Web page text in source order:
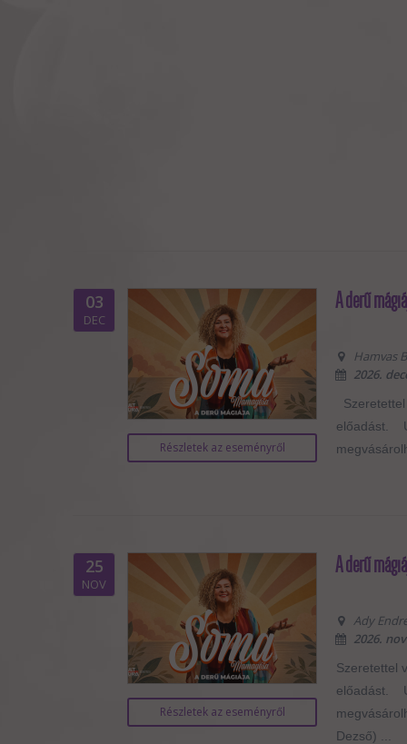
03
DEC
Részletek az eseményről
A derű
Hamvas
2026.
előadást.
25
NOV
Részletek az eseményről
A derű
Ady
2026.
Szeretettel
előadást.
Dezső) ...